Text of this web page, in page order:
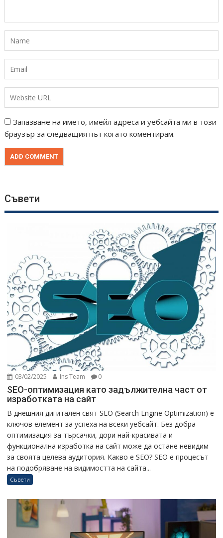
Запазване на името, имейл адреса и уебсайта ми в този
браузър за следващия път когато коментирам.
Съвети
03/02/2025 Ins Team 0
SEO-оптимизация като задължителна част от
изработката на сайт
В днешния дигитален свят SEO (Search Engine Optimization) е
ключов елемент за успеха на всеки уебсайт. Без добра
оптимизация за търсачки, дори най-красивата и
функционална изработка на сайт може да остане невидим
за своята целева аудитория. Какво е SEO? SEO е процесът
на подобряване на видимостта на сайта...
Съвети